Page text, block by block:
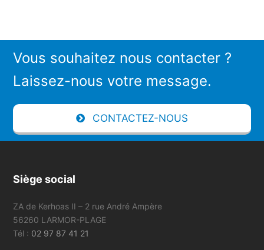
Vous souhaitez nous contacter ?
Laissez-nous votre message.
CONTACTEZ-NOUS
Siège social
ZA de Kerhoas II – 2 rue André Ampère
56260 LARMOR-PLAGE
Tél : 02 97 87 41 21